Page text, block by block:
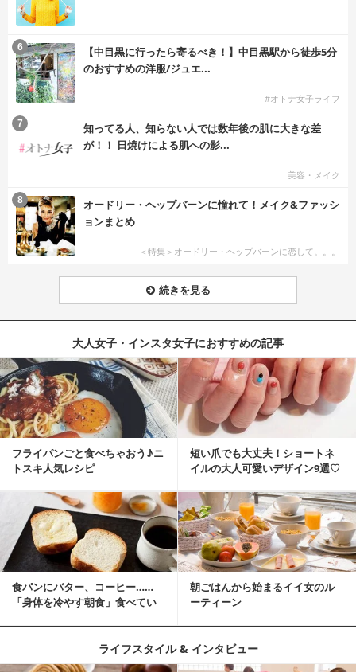
【中目黒に行ったら寄るべき！】中目黒駅から徒歩5分
のおすすめの洋服/ジュエ...
#オトナ女子ライフ
6
知ってる人、知らない人では数年後の肌に大きな差
が！！ 日焼けによる肌への影...
美容・メイク
7
オードリー・ヘップバーンに憧れて！メイク&ファッシ
ョンまとめ
＜特集＞オードリー・ヘップバーンに恋して。。。
8
続きを見る
大人女子・インスタ女子におすすめの記事
フライパンごと食べちゃおう♪ニ
トスキ人気レシピ
短い爪でも大丈夫！ショートネ
イルの大人可愛いデザイン9選♡
食パンにバター、コーヒー……
「身体を冷やす朝食」食べてい
朝ごはんから始まるイイ女のル
ーティーン
ライフスタイル & インタビュー